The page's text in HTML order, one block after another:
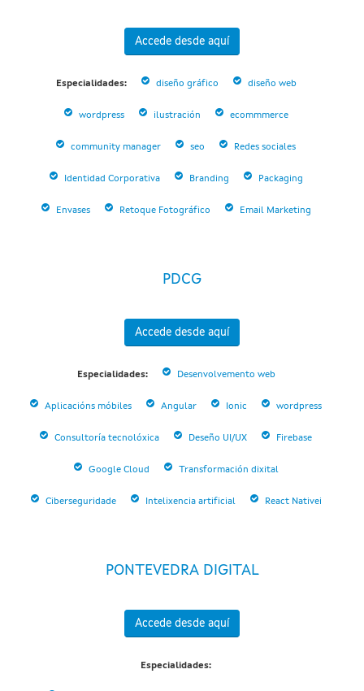
Accede desde aquí
Especialidades: diseño gráfico diseño web
wordpress ilustración ecommmerce
community manager seo Redes sociales
Identidad Corporativa Branding Packaging
Envases Retoque Fotográfico Email Marketing
PDCG
Accede desde aquí
Especialidades: Desenvolvemento web
Aplicacións móbiles Angular Ionic wordpress
Consultoría tecnolóxica Deseño UI/UX Firebase
Google Cloud Transformación dixital
Ciberseguridade Intelixencia artificial React Nativei
PONTEVEDRA DIGITAL
Accede desde aquí
Especialidades: